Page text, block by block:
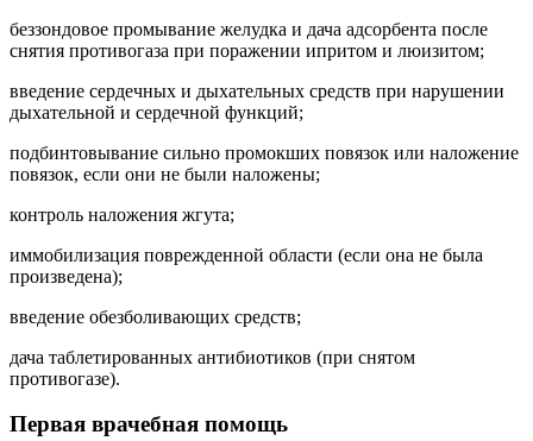
беззондовое промывание желудка и дача адсорбента после
снятия противогаза при поражении ипритом и люизитом;
введение сердечных и дыхательных средств при нарушении
дыхательной и сердечной функций;
подбинтовывание сильно промокших повязок или наложение
повязок, если они не были наложены;
контроль наложения жгута;
иммобилизация поврежденной области (если она не была
произведена);
введение обезболивающих средств;
дача таблетированных антибиотиков (при снятом
противогазе).
Первая врачебная помощь